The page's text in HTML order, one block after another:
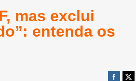
mas exclui
entenda os